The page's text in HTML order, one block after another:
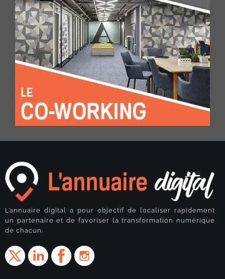
L’annuaire digital a pour objectif de localiser rapidement
un partenaire et de favoriser la transformation numérique
de chacun.